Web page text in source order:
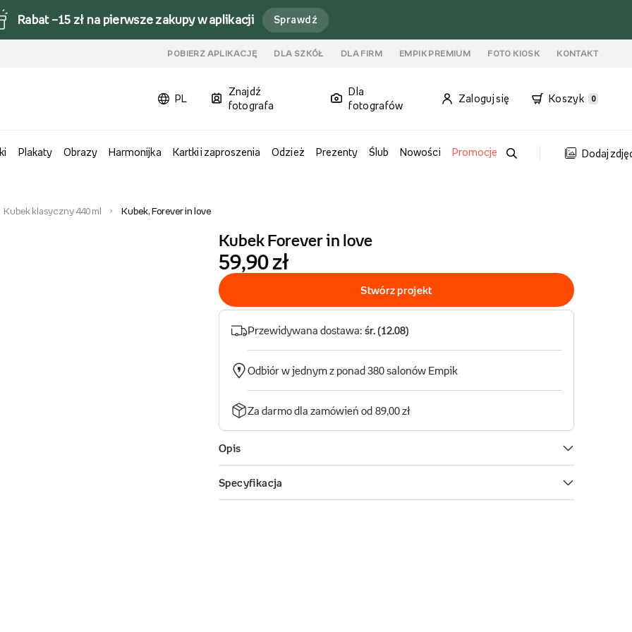
Rabat –15 zł na pierwsze zakupy w aplikacji Sprawdź
POBIERZ APLIKACJĘ DLA SZKÓŁ DLA FIRM EMPIK PREMIUM FOTO KIOSK KONTAKT
PL
Znajdź
fotografa
Dla
fotografów
Zaloguj się Koszyk 0
Plakaty Obrazy Harmonijka Kartki i zaproszenia Odzież Prezenty Ślub Nowości Promocje Dodaj
Kubek klasyczny 440 ml Kubek, Forever in love